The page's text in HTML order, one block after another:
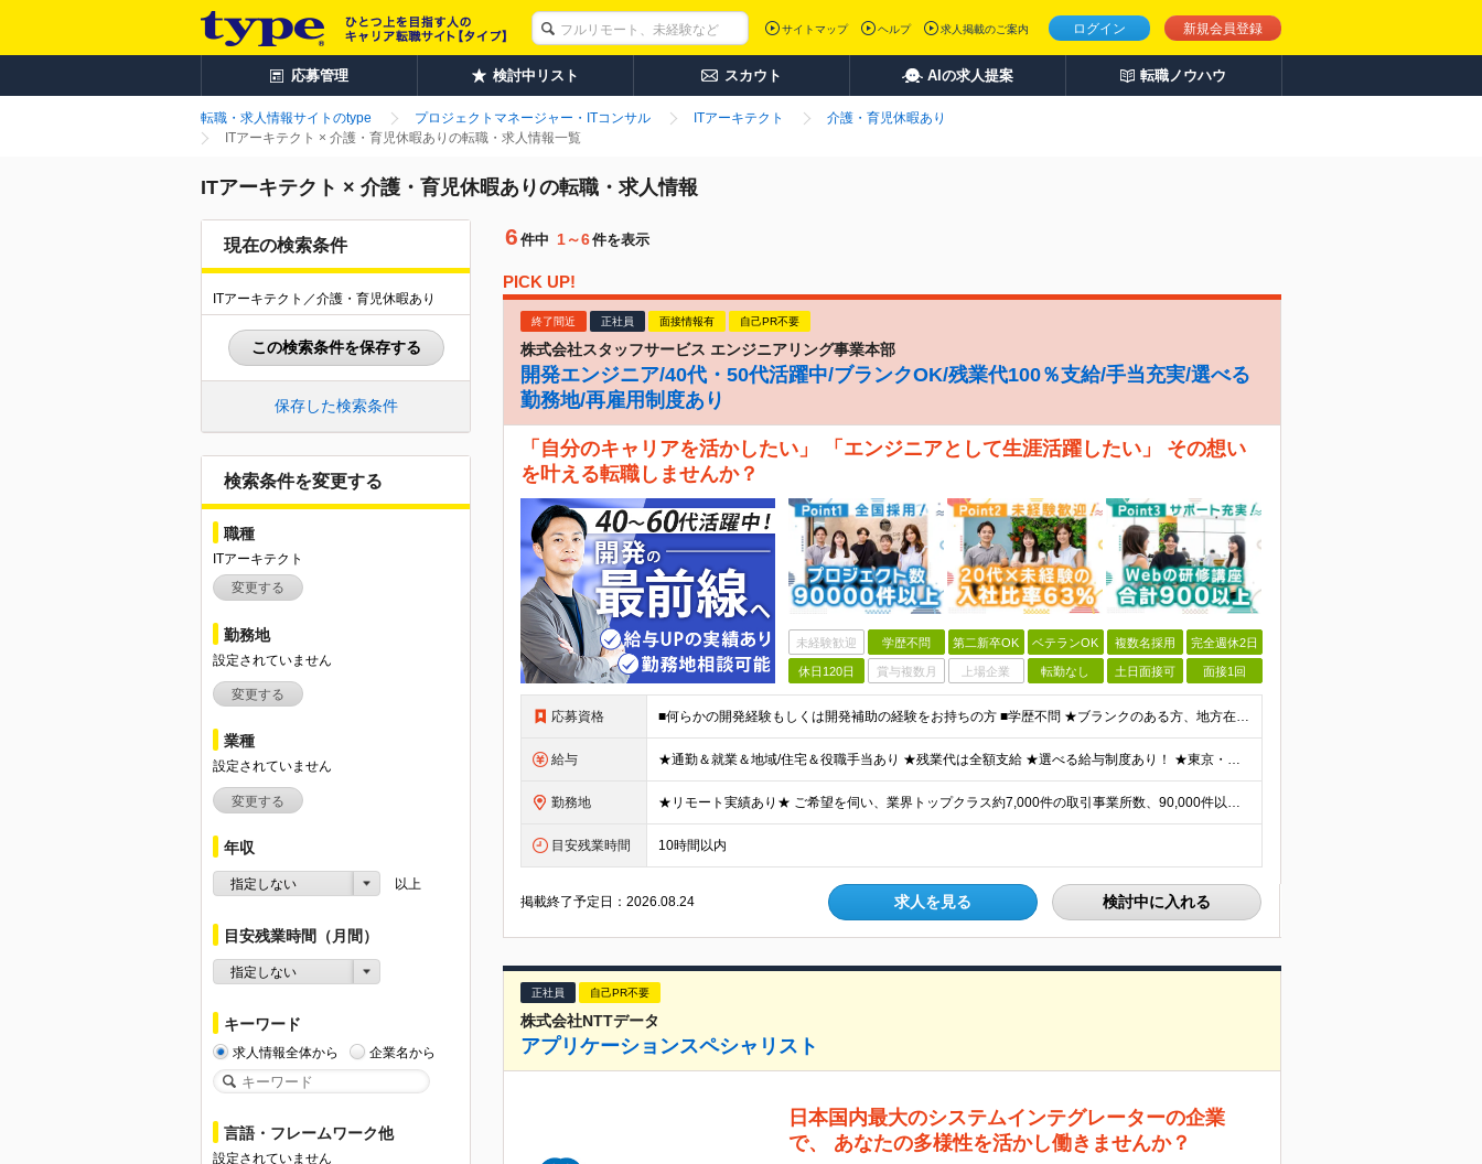
ログイン 新規会員登録
サイトマップ ヘルプ 求人掲載のご案内
応募管理 検討中リスト スカウト AIの求人提案 転職ノウハウ
転職・求人情報サイトのtype プロジェクトマネージャー・ITコンサル ITアーキテクト
介護・育児休暇あり
ITアーキテクト × 介護・育児休暇ありの転職・求人情報一覧
ITアーキテクト × 介護・育児休暇ありの転職・求人情報
現在の検索条件
ITアーキテクト／介護・育児休暇あり
この検索条件を保存する
保存した検索条件
検索条件を変更する
職種
ITアーキテクト
変更する
勤務地
設定されていません
変更する
業種
設定されていません
変更する
年収
指定しない 以上
目安残業時間（月間）
指定しない
キーワード
求人情報全体から 企業名から
言語・フレームワーク他
設定されていません
6 件中 1～6件を表示
PICK UP!
終了間近 正社員 面接情報有 自己PR不要
株式会社スタッフサービス エンジニアリング事業本部
開発エンジニア/40代・50代活躍中/ブランクOK/残業代100％支給/手当充実/選べる
勤務地/再雇用制度あり
「自分のキャリアを活かしたい」 「エンジニアとして生涯活躍したい」 その想い
を叶える転職しませんか？
未経験歓迎 学歴不問 第二新卒OK ベテランOK 複数名採用 完全週休2日
休日120日 賞与複数月 上場企業 転勤なし 土日面接可 面接1回
応募資格 ■何らかの開発経験もしくは開発補助の経験をお持ちの方 ■学歴不問 ★ブランクのある方、地方在住の方も大歓迎です！
給与 ★通勤＆就業＆地域/住宅＆役職手当あり ★残業代は全額支給 ★選べる給与制度あり！ ★東京・神奈川・千葉・埼玉勤務の場合 月給23.5万円～55万円＋諸手当 （残業代は全額支給） (20,000円の
勤務地 ★リモート実績あり★ ご希望を伺い、業界トップクラス約7,000件の取引事業所数、90,000件以上のプロジェクトから検討をいたします。 全国の取引先での就業となります（沖縄を除く） ※勤務地
目安残業時間 10時間以内
掲載終了予定日：2026.08.24 求人を見る 検討中に入れる
正社員 自己PR不要
株式会社NTTデータ
アプリケーションスペシャリスト
日本国内最大のシステムインテグレーターの企業
で、 あなたの多様性を活かし働きませんか？